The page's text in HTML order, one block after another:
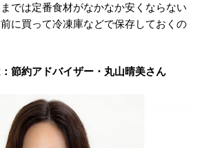
では定番食材がなかなか安くならない
に買って冷凍庫などで保存しておくの
節約アドバイザー・丸山晴美さん